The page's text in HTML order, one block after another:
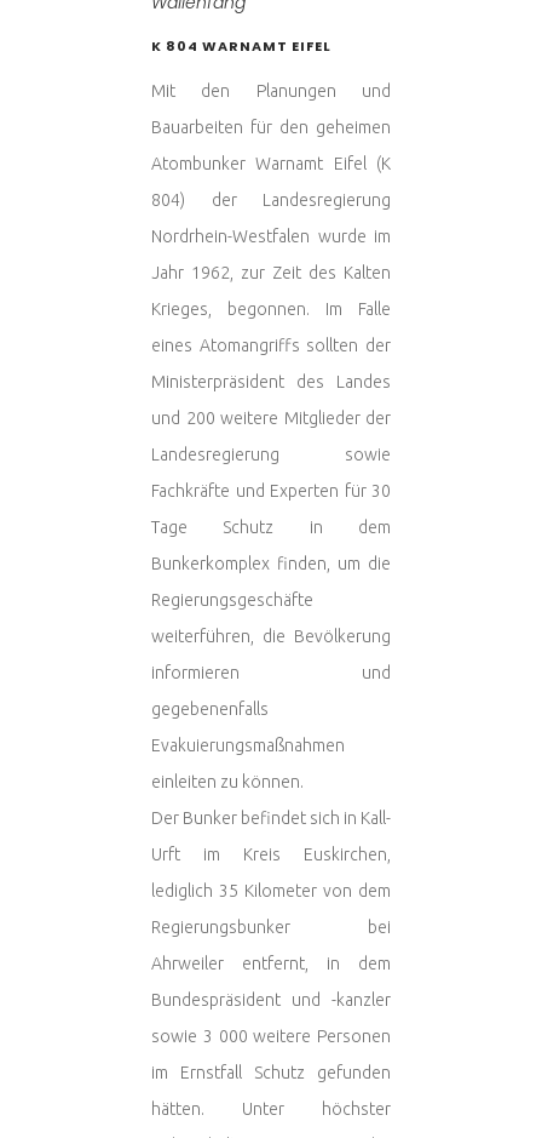
K 804 WARNAMT EIFEL
Mit den Planungen und
Bauarbeiten für den geheimen
Atombunker Warnamt Eifel (K
804) der Landesregierung
Nordrhein-Westfalen wurde im
Jahr 1962, zur Zeit des Kalten
Krieges, begonnen. Im Falle
eines Atomangriffs sollten der
Ministerpräsident des Landes
und 200 weitere Mitglieder der
Landesregierung sowie
Fachkräfte und Experten für 30
Tage Schutz in dem
Bunkerkomplex finden, um die
Regierungsgeschäfte
weiterführen, die Bevölkerung
informieren und
gegebenenfalls
Evakuierungsmaßnahmen
einleiten zu können.
Der Bunker befindet sich in Kall-
Urft im Kreis Euskirchen,
lediglich 35 Kilometer von dem
Regierungsbunker bei
Ahrweiler entfernt, in dem
Bundespräsident und -kanzler
sowie 3 000 weitere Personen
im Ernstfall Schutz gefunden
hätten. Unter höchster